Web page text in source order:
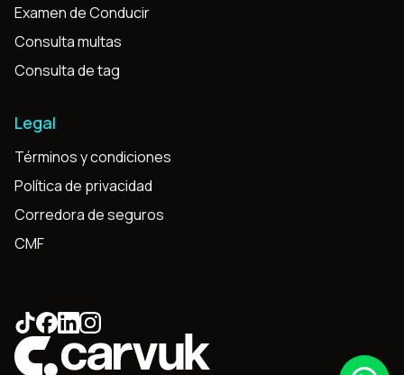
Examen de Conducir
Consulta multas
Consulta de tag
Legal
Términos y condiciones
Política de privacidad
Corredora de seguros
CMF